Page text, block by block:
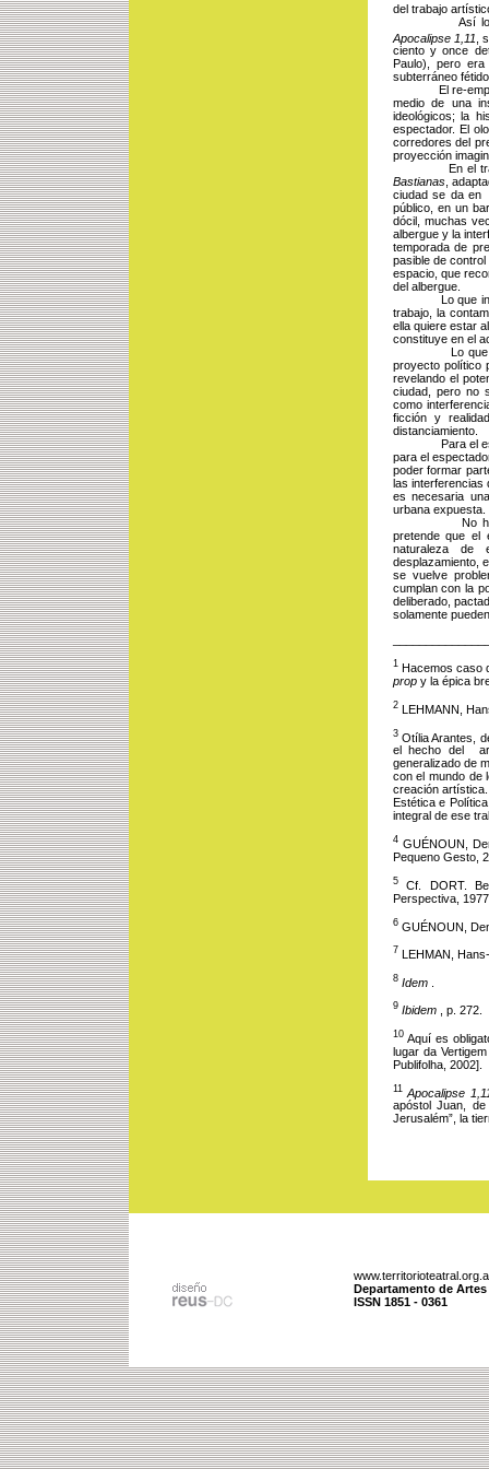
del trabajo
Así lo hizo el
Apocalipse 1,11 ,
ciento y once
Paulo), pero
subterráneo
El re-
medio de una
ideológicos; la
espectador. El
corredores del
proyección
En el trabajo
Bastianas,
ciudad se da en
público, en un
dócil, muchas
albergue y la
temporada de
pasible de
espacio, que
del albergue.
Lo que
trabajo, la
ella quiere estar
constituye en el
Lo que nos
proyecto político
revelando el
ciudad, pero no
como
ficción y
distanciamiento.
Para el
para el
poder formar
las interferencias
es necesaria
urbana expuesta.
No hay
pretende que el
naturaleza de
desplazamiento,
se vuelve
cumplan con la
deliberado,
solamente
1Hacemos caso
propy la épica
2LEHMANN,
3Otília Arantes,
el hecho del
generalizado de
con el mundo de
creación artística.
Estética e
integral de ese
4GUÉNOUN,
Pequeno Gesto,
5Cf. DORT.
Perspectiva,
6GUÉNOUN,
7 LEHMAN,
8 Idem
9 Ibidem , p. 272.
10Aquí es
lugar da
Publifolha, 2002].
11
Apocalipse
apóstol Juan,
Jerusalém”, la
Departamento de
ISSN 1851 - 0361